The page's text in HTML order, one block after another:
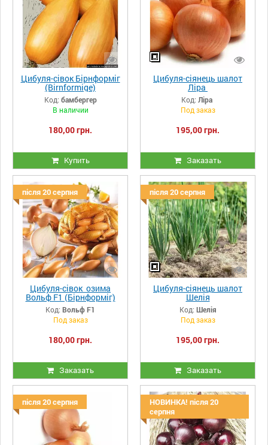
Цибуля-сівок Бірнформіг
(Birnformige)
Код: бамбергер
В наличии
180,00 грн.
Купить
Цибуля-сіянець шалот
Ліра
Код: Ліра
Под заказ
195,00 грн.
Заказать
після 20 серпня
Цибуля-сівок озима
Вольф F1 (Бірнформіг)
Код: Вольф F1
Под заказ
180,00 грн.
Заказать
після 20 серпня
Цибуля-сіянець шалот
Шелія
Код: Шелія
Под заказ
195,00 грн.
Заказать
після 20 серпня
НОВИНКА! після 20
серпня